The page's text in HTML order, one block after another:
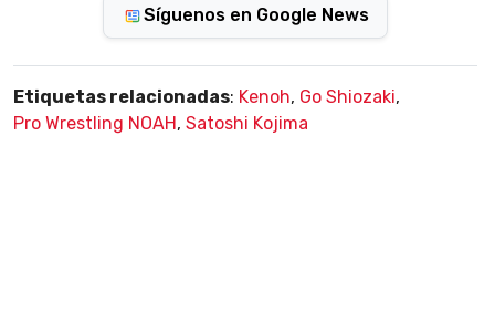
Síguenos en Google News
Etiquetas relacionadas: Kenoh, Go Shiozaki,
Pro Wrestling NOAH , Satoshi Kojima